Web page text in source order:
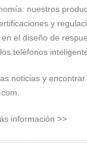
nuestros
y
el diseño de
teléfonos
noticias y
información >>